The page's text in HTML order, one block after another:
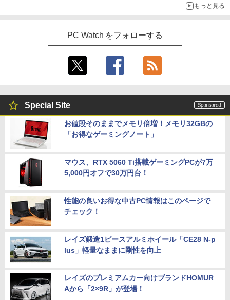
もっと見る
PC Watch をフォローする
Special Site
お値段そのままでメモリ倍増！メモリ32GBの
「お得なゲーミングノート」
マウス、RTX 5060 Ti搭載ゲーミングPCが7万
5,000円オフで30万円台！
性能の良いお得な中古PC情報はこのページで
チェック！
レイズ鍛造1ピースアルミホイール「CE28 N-p
lus」軽量なままに剛性を向上
レイズのプレミアムカー向けブランドHOMUR
Aから「2×9R」が登場！